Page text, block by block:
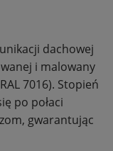
dachowej
i malowany
7016). Stopień
po połaci
gwarantując